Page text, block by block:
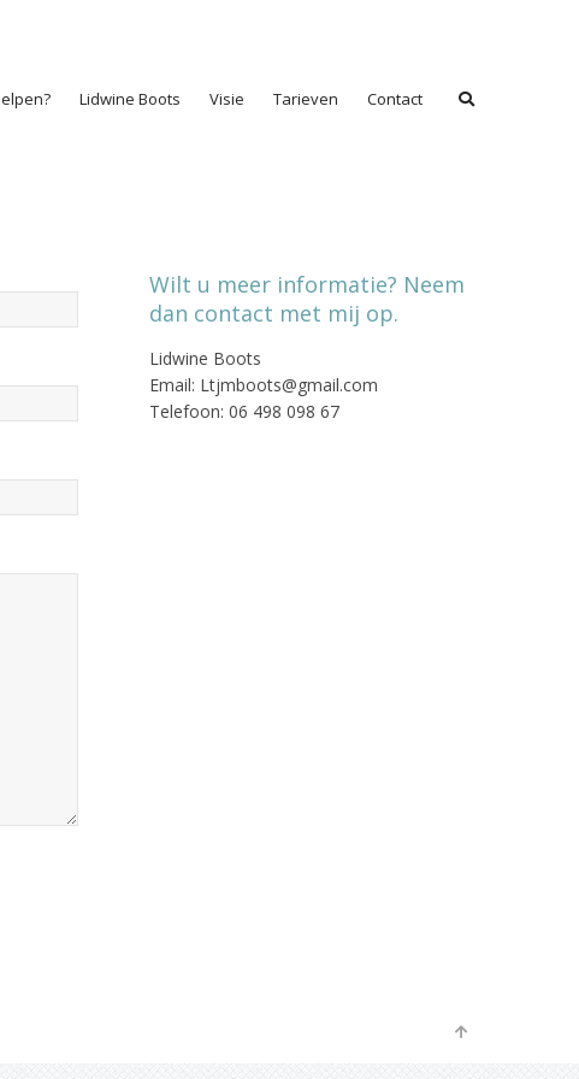
Lidwine Boots Visie Tarieven Contact
Wilt u meer informatie? Neem
dan contact met mij op.
Lidwine Boots
Email: Ltjmboots@gmail.com
Telefoon: 06 498 098 67